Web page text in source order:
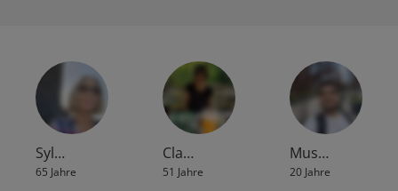
Syl…
65 Jahre
Cla…
51 Jahre
Mus…
20 Jahre